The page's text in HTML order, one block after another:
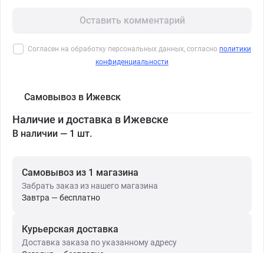
Оставить комментарий
Согласен на обработку персональных данных, согласно политики
конфиденциальности
Самовывоз в Ижевск
Наличие и доставка в Ижевске
В наличии — 1 шт.
Самовывоз из 1 магазина
Забрать заказ из нашего магазина
Завтра — бесплатно
Курьерская доставка
Доставка заказа по указанному адресу